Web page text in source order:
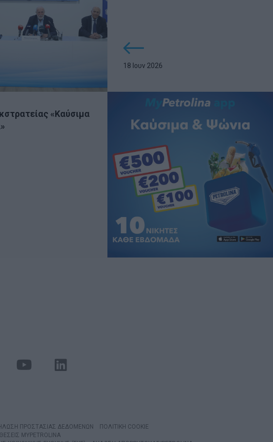
18 Ιουν 2026
«Καύσιμα
ΠΡΟΣΤΑΣΙΑΣ ΔΕΔΟΜΕΝΩΝ
ΠΟΛΙΤΙΚΗ COOKIE
MYPETROLINA